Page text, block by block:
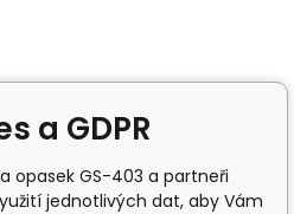
a GDPR
opasek GS-403 a partneři
jednotlivých dat, aby Vám